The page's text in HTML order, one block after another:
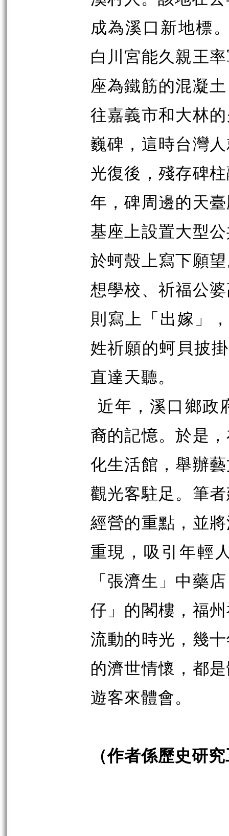
成為溪口新地標
白川宮能久親王
座為鐵筋的混凝
往嘉義市和大林
巍碑，這時台灣
光復後，殘存碑
年，碑周邊的天
基座上設置大型
於蚵殼上寫下願
想學校、祈福公
則寫上「出嫁」
姓祈願的蚵貝披
直達天聽。
近年，溪口鄉政
裔的記憶。於是
化生活館，舉辦
觀光客駐足。筆
經營的重點，並
重現，吸引年輕
「張濟生」中藥
仔」的閣樓，福
流動的時光，幾
的濟世情懷，都
遊客來體會。
（作者係歷史研